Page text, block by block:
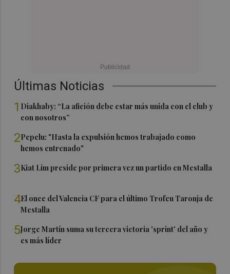
Últimas Noticias
1 Diakhaby: “La afición debe estar más unida con el club y
con nosotros”
2Pepelu: "Hasta la expulsión hemos trabajado como
hemos entrenado"
3Kiat Lim preside por primera vez un partido en Mestalla
4El once del Valencia CF para el último Trofeu Taronja de
Mestalla
5Jorge Martín suma su tercera victoria 'sprint' del año y
es más líder